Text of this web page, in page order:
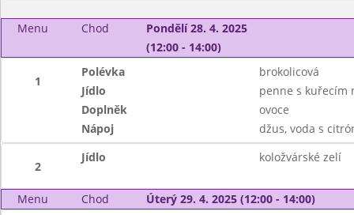
Menu Chod
Pondělí 28. 4. 2025
(12:00 - 14:00)
1
Polévka
brokolicová
Jídlo
penne s kuřecím
Doplněk
ovoce
Nápoj
džus, voda s
2
Jídlo koložvárské zelí
Menu Chod Úterý 29. 4. 2025 (12:00 - 14:00)